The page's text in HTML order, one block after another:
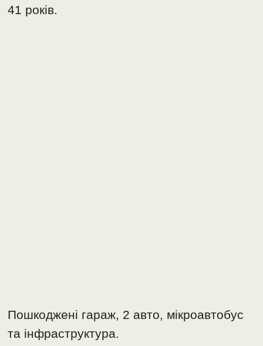
41 років.
Пошкоджені гараж, 2 авто, мікроавтобус
та інфраструктура.